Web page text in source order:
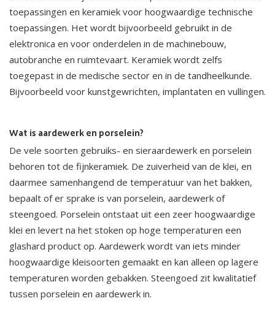
toepassingen en keramiek voor hoogwaardige technische
toepassingen. Het wordt bijvoorbeeld gebruikt in de
elektronica en voor onderdelen in de machinebouw,
autobranche en ruimtevaart. Keramiek wordt zelfs
toegepast in de medische sector en in de tandheelkunde.
Bijvoorbeeld voor kunstgewrichten, implantaten en vullingen.
Wat is aardewerk en porselein?
De vele soorten gebruiks- en sieraardewerk en porselein
behoren tot de fijnkeramiek. De zuiverheid van de klei, en
daarmee samenhangend de temperatuur van het bakken,
bepaalt of er sprake is van porselein, aardewerk of
steengoed. Porselein ontstaat uit een zeer hoogwaardige
klei en levert na het stoken op hoge temperaturen een
glashard product op. Aardewerk wordt van iets minder
hoogwaardige kleisoorten gemaakt en kan alleen op lagere
temperaturen worden gebakken. Steengoed zit kwalitatief
tussen porselein en aardewerk in.